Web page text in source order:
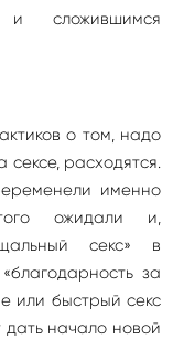
и сложившимся
о том, надо
сексе, расходятся.
именно
ожидали и,
секс» в
за
или быстрый секс
дать начало новой